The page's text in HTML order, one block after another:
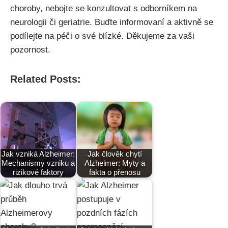
choroby, nebojte se konzultovat s odborníkem na
neurologii či geriatrie. Buďte informovaní a aktivně se
podílejte na péči o své blízké. Děkujeme za vaši
pozornost.
Related Posts:
Jak vzniká Alzheimer:
Mechanismy vzniku a
rizikové faktory
Jak člověk chytí
Alzheimer: Myty a
fakta o přenosu